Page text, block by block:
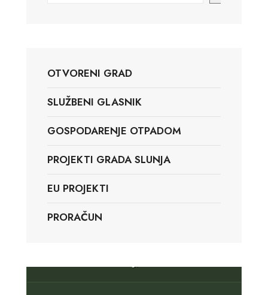
OTVORENI GRAD
SLUŽBENI GLASNIK
GOSPODARENJE OTPADOM
PROJEKTI GRADA SLUNJA
EU PROJEKTI
PRORAČUN